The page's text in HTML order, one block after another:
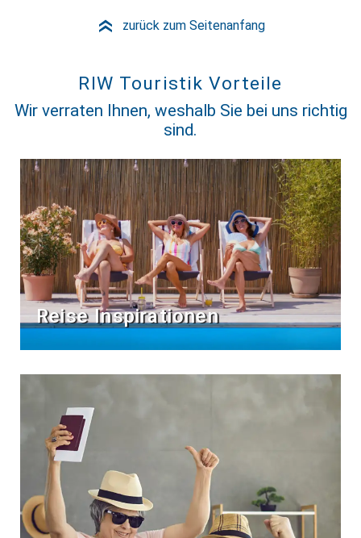
» zurück zum Seitenanfang
RIW Touristik Vorteile
Wir verraten Ihnen, weshalb Sie bei uns richtig
sind.
Reise Inspirationen